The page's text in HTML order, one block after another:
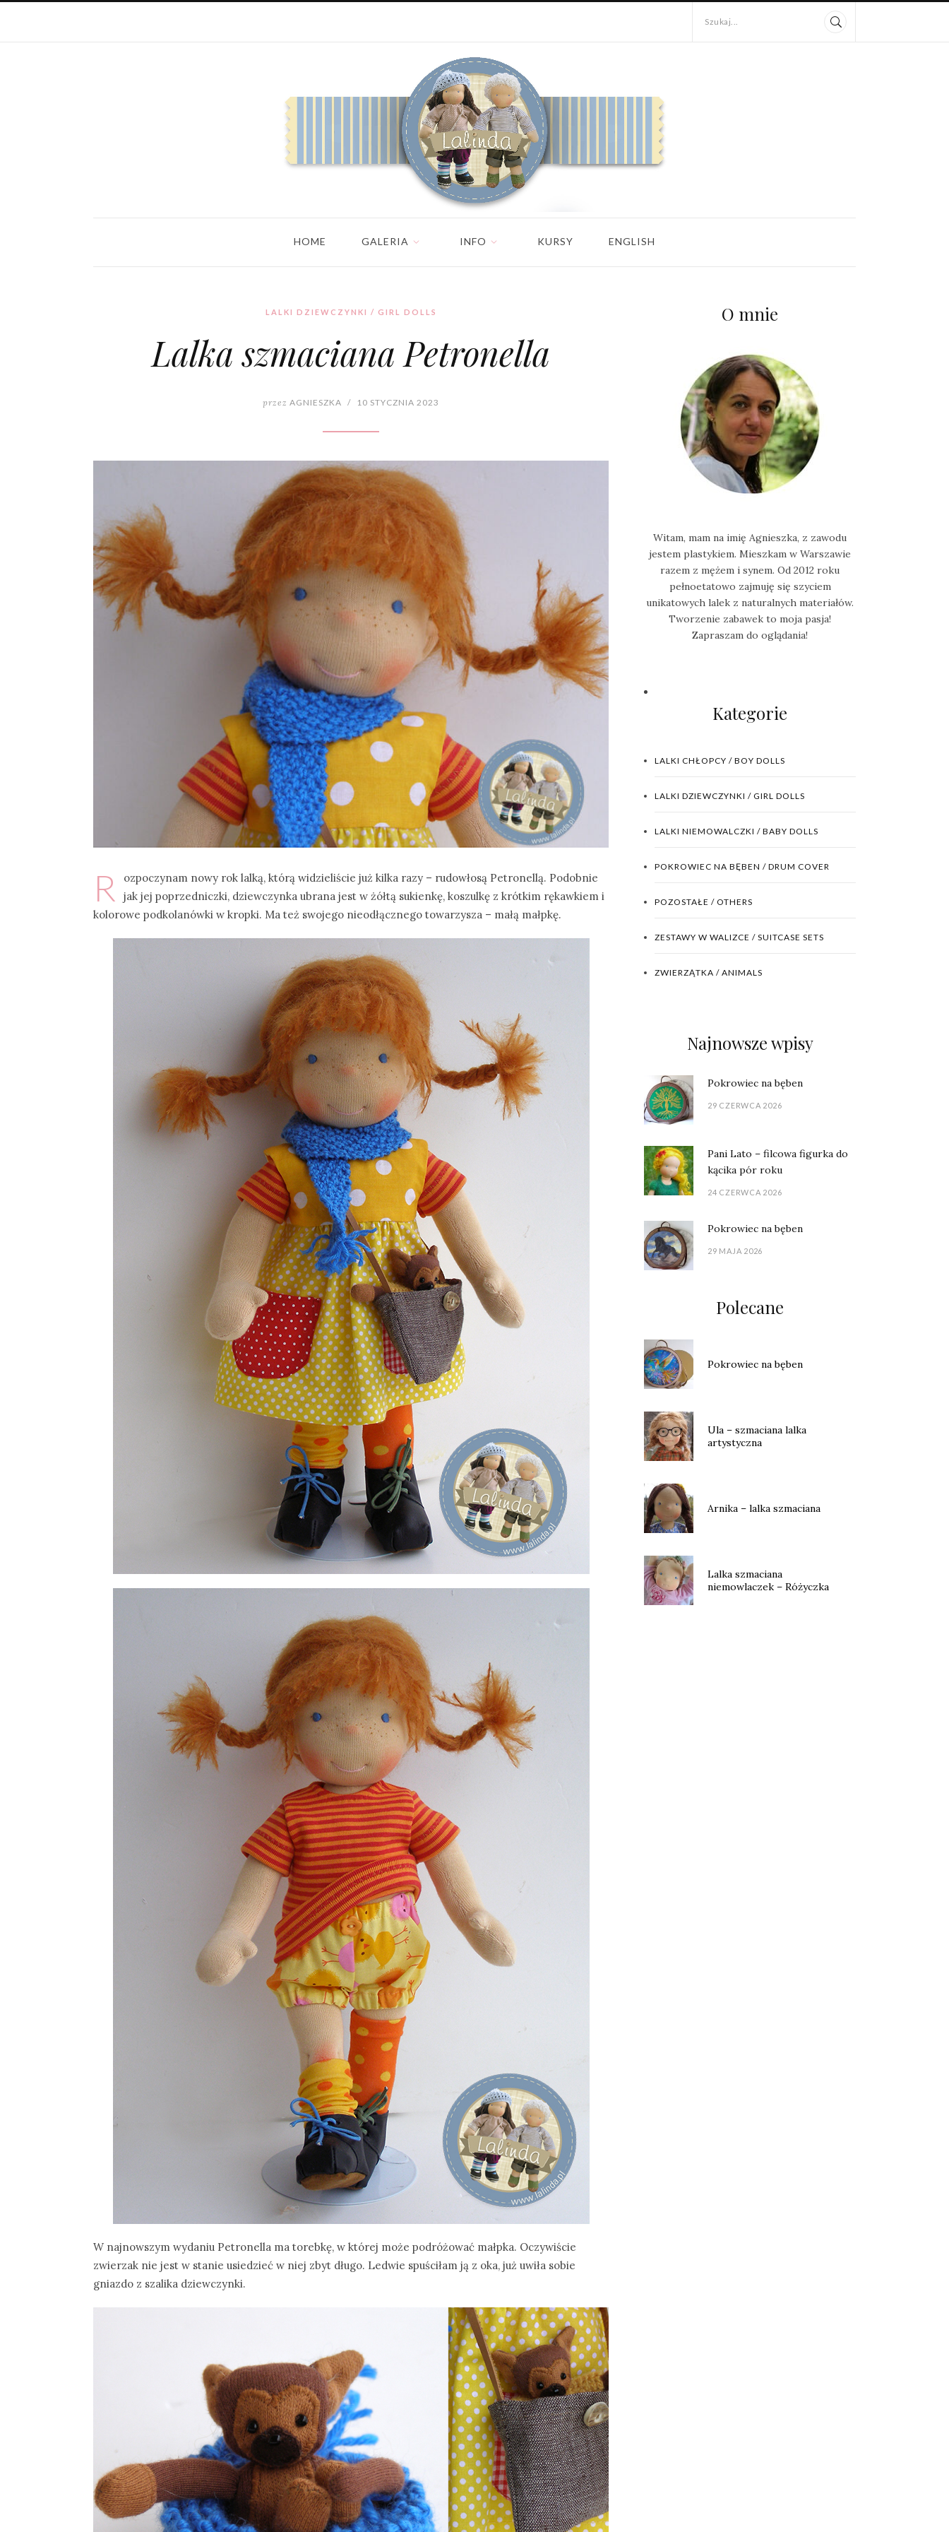
Szukaj...
HOME GALERIA INFO KURSY ENGLISH
LALKI DZIEWCZYNKI / GIRL DOLLS
Lalka szmaciana Petronella
przez AGNIESZKA / 10 STYCZNIA 2023
R
ozpoczynam nowy rok lalką, którą widzieliście już kilka razy – rudowłosą Petronellą. Podobnie
jak jej poprzedniczki, dziewczynka ubrana jest w żółtą sukienkę, koszulkę z krótkim rękawkiem i
kolorowe podkolanówki w kropki. Ma też swojego nieodłącznego towarzysza – małą małpkę.
W najnowszym wydaniu Petronella ma torebkę, w której może podróżować małpka. Oczywiście
zwierzak nie jest w stanie usiedzieć w niej zbyt długo. Ledwie spuściłam ją z oka, już uwiła sobie
gniazdo z szalika dziewczynki.
O mnie
Witam, mam na imię Agnieszka, z zawodu
jestem plastykiem. Mieszkam w Warszawie
razem z mężem i synem. Od 2012 roku
pełnoetatowo zajmuję się szyciem
unikatowych lalek z naturalnych materiałów.
Tworzenie zabawek to moja pasja!
Zapraszam do oglądania!
Kategorie
LALKI CHŁOPCY / BOY DOLLS
LALKI DZIEWCZYNKI / GIRL DOLLS
LALKI NIEMOWALCZKI / BABY DOLLS
POKROWIEC NA BĘBEN / DRUM COVER
POZOSTAŁE / OTHERS
ZESTAWY W WALIZCE / SUITCASE SETS
ZWIERZĄTKA / ANIMALS
Najnowsze wpisy
Pokrowiec na bęben
29 CZERWCA 2026
Pani Lato – filcowa figurka do
kącika pór roku
24 CZERWCA 2026
Pokrowiec na bęben
29 MAJA 2026
Polecane
Pokrowiec na bęben
Ula – szmaciana lalka
artystyczna
Arnika – lalka szmaciana
Lalka szmaciana
niemowlaczek – Różyczka